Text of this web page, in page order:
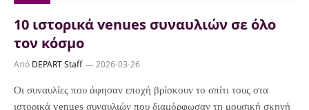
10 ιστορικά venues συναυλιών σε όλο
τον κόσμο
Από DEPART Staff 2026-03-26
Οι συναυλίες που άφησαν εποχή βρίσκουν το σπίτι τους στα
ιστορικά venues συναυλιών που διαμόρφωσαν τη μουσική σκηνή